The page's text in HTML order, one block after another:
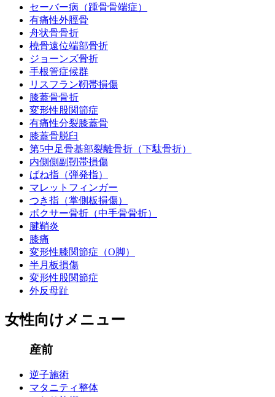
セーバー病（踵骨骨端症）
有痛性外脛骨
舟状骨骨折
橈骨遠位端部骨折
ジョーンズ骨折
手根管症候群
リスフラン靭帯損傷
膝蓋骨骨折
変形性股関節症
有痛性分裂膝蓋骨
膝蓋骨脱臼
第5中足骨基部裂離骨折（下駄骨折）
内側側副靭帯損傷
ばね指（弾発指）
マレットフィンガー
つき指（掌側板損傷）
ボクサー骨折（中手骨骨折）
腱鞘炎
膝痛
変形性膝関節症（O脚）
半月板損傷
変形性股関節症
外反母趾
女性向けメニュー
産前
逆子施術
マタニティ整体